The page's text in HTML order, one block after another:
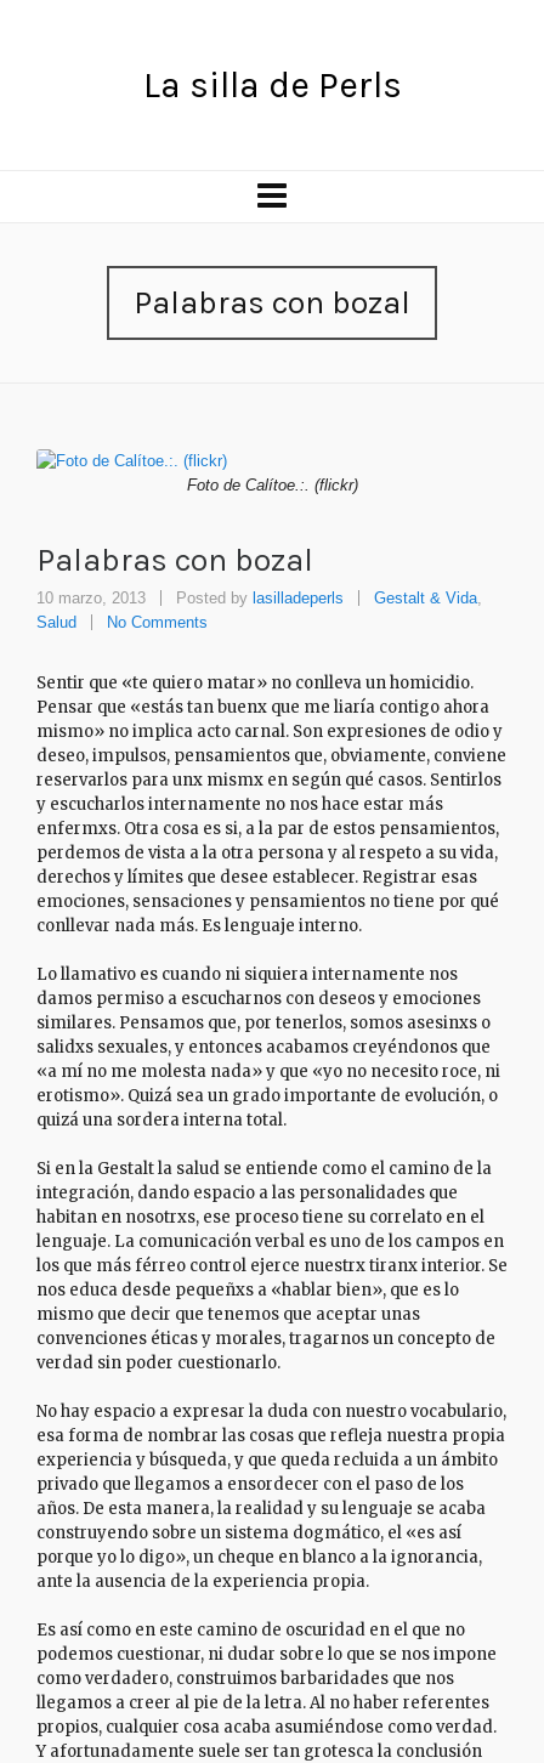
La silla de Perls
Palabras con bozal
Foto de Calítoe.:. (flickr)
Palabras con bozal
10 marzo, 2013 Posted by lasilladeperls Gestalt & Vida,
Salud
No Comments
Sentir que «te quiero matar» no conlleva un homicidio.
Pensar que «estás tan buenx que me liaría contigo ahora
mismo» no implica acto carnal. Son expresiones de odio y
deseo, impulsos, pensamientos que, obviamente, conviene
reservarlos para unx mismx en según qué casos. Sentirlos
y escucharlos internamente no nos hace estar más
enfermxs. Otra cosa es si, a la par de estos pensamientos,
perdemos de vista a la otra persona y al respeto a su vida,
derechos y límites que desee establecer. Registrar esas
emociones, sensaciones y pensamientos no tiene por qué
conllevar nada más. Es lenguaje interno.
Lo llamativo es cuando ni siquiera internamente nos
damos permiso a escucharnos con deseos y emociones
similares. Pensamos que, por tenerlos, somos asesinxs o
salidxs sexuales, y entonces acabamos creyéndonos que
«a mí no me molesta nada» y que «yo no necesito roce, ni
erotismo». Quizá sea un grado importante de evolución, o
quizá una sordera interna total.
Si en la Gestalt la salud se entiende como el camino de la
integración, dando espacio a las personalidades que
habitan en nosotrxs, ese proceso tiene su correlato en el
lenguaje. La comunicación verbal es uno de los campos en
los que más férreo control ejerce nuestrx tiranx interior. Se
nos educa desde pequeñxs a «hablar bien», que es lo
mismo que decir que tenemos que aceptar unas
convenciones éticas y morales, tragarnos un concepto de
verdad sin poder cuestionarlo.
No hay espacio a expresar la duda con nuestro vocabulario,
esa forma de nombrar las cosas que refleja nuestra propia
experiencia y búsqueda, y que queda recluida a un ámbito
privado que llegamos a ensordecer con el paso de los
años. De esta manera, la realidad y su lenguaje se acaba
construyendo sobre un sistema dogmático, el «es así
porque yo lo digo», un cheque en blanco a la ignorancia,
ante la ausencia de la experiencia propia.
Es así como en este camino de oscuridad en el que no
podemos cuestionar, ni dudar sobre lo que se nos impone
como verdadero, construimos barbaridades que nos
llegamos a creer al pie de la letra. Al no haber referentes
propios, cualquier cosa acaba asumiéndose como verdad.
Y afortunadamente suele ser tan grotesca la conclusión